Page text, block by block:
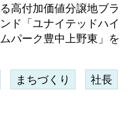
る高付加価値分譲地ブラ
ンド「ユナイテッドハイ
ムパーク豊中上野東」を
まちづくり 社長